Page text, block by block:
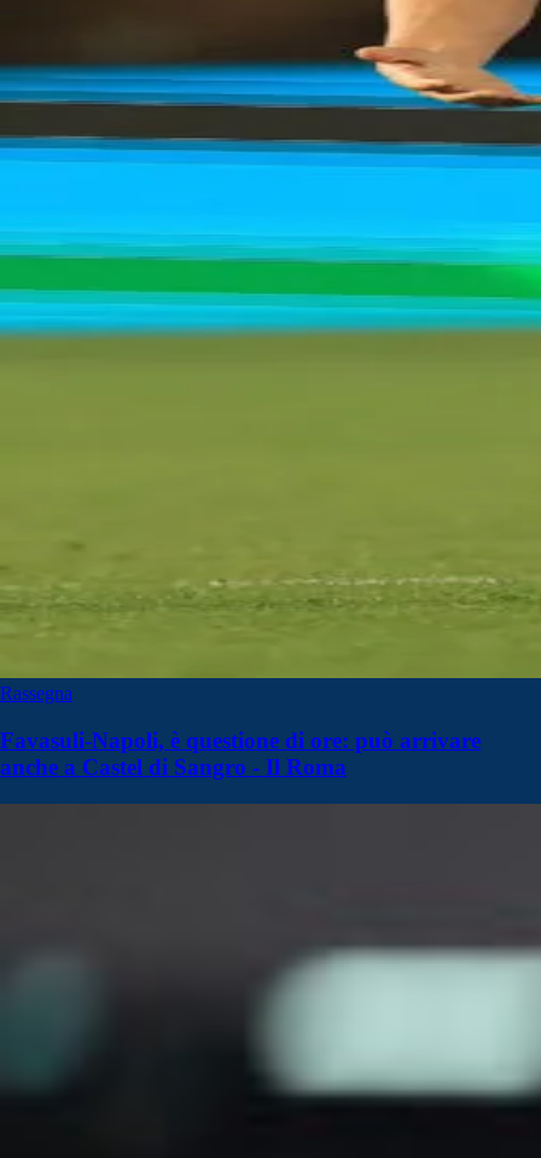
Rassegna
Favasuli-Napoli, è questione di ore: può arrivare
anche a Castel di Sangro - Il Roma